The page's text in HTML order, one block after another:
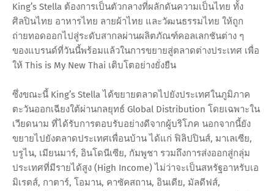
King’s Stella ต้องการเป็นตัวกลางที่ผลักดันความเป็นไทย ทั้ง
ศิลปินไทย อาหารไทย ลายผ้าไทย และวัฒนธรรมไทย ให้ถูก
ถ่ายทอดออกไปสู่ระดับสากลผ่านผลิตภัณฑ์คอลเลกชันต่าง ๆ
ของแบรนด์ที่วันนี้พร้อมแล้วในการขยายสู่ตลาดต่างประเทศ เพื่อ
ให้ This is My New Thai เติบโตอย่างยั่งยืน
ซึ่งขณะนี้ King’s Stella ได้ขยายตลาดไปยังประเทศในภูมิภาค
ตะวันออกเฉียงใต้ผ่านกลยุทธ์ Global Distribution โดยเฉพาะใน
เวียดนาม ที่ได้รับการตอบรับอย่างดีจากผู้บริโภค นอกจากนี้ยัง
ขยายไปยังตลาดประเทศเพื่อนบ้าน ได้แก่ ฟิลิปปินส์, มาเลเซีย,
บรูไน, เมียนมาร์, อินโดนีเซีย, กัมพูชา รวมถึงการส่งออกสู่กลุ่ม
ประเทศที่มีรายได้สูง (High Income) ไม่ว่าจะเป็นสหรัฐอาหรับเอ
มิเรตส์, กาตาร์, โอมาน, คาซัคสถาน, อินเดีย, มัลดีฟส์,